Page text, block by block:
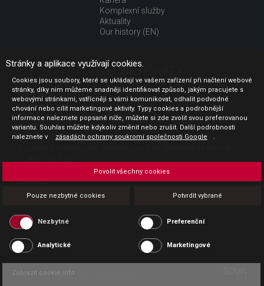
Komplexní služby
Aktuality
Our history (EN)
UŽITEČNÉ ODKAZY
Jak nakupovat
Obchodní podmínky
GDPR - ochrana osobních údajů
Profil zadavatele
Sdělení před uzavřením kupní smlouvy pro spotřebitele
Platba
Povinná publicita
Copyright CESK 2026 |
Stránky a aplikace využívají cookies.
Cookies jsou soubory, které se ukládají ve vašem zařízení při načtení webové
stránky, díky nim můžeme snadněji identifikovat způsob, jakým pracujete s
webovými stránkami, vstřícněji s vámi komunikovat, odhalit podvodné
chování nebo cílit marketingové aktivity. Typy cookies a podrobnější
informace naleznete popsané níže, můžete si zde zvolit svou preferovanou
variantu. Souhlas můžete kdykoliv změnit nebo zrušit. Další podrobnosti
naleznete v
zásadách ochrany soukromí společnosti Google .
Pouze nezbytné cookies Potvrdit vybrané
Povolit všechny cookies
Nezbytné Preferenční
Analytické Marketingové
Zobrazit cookie info